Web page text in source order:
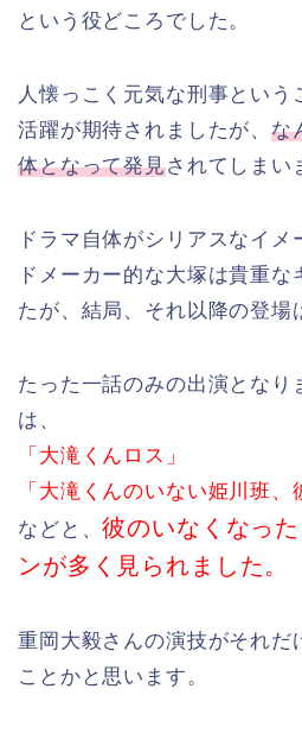
という役どころでした。
人懐っこく元気な刑事という
活躍が期待されましたが、な
体となって発見されてしまい
ドラマ自体がシリアスなイ
ドメーカー的な大塚は貴重な
たが、結局、それ以降の登場
たった一話のみの出演となり
は、
「大滝くんロス」
「大滝くんのいない姫川班、
などと、彼のいなくなっ
ンが多く見られました。
重岡大毅さんの演技がそれだ
ことかと思います。